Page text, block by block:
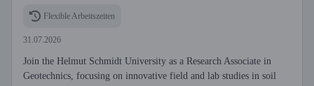
Flexible Arbeitszeiten
31.07.2026
Join the Helmut Schmidt University as a Research Associate in
Geotechnics, focusing on innovative field and lab studies in soil